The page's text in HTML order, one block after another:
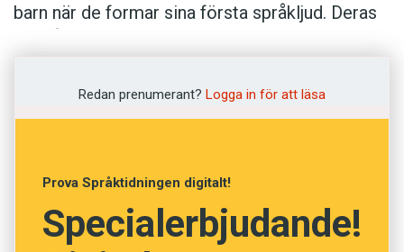
barn när de formar sina första språkljud. Deras
visar ny teknik för röstanalys som har
Forskarna har genom automatiserad röstanalys
studerat 3,1 miljoner språkljud. Studien visar att
Redan prenumerant? Logga in för att läsa
Prova Språktidningen digitalt!
Specialerbjudande!